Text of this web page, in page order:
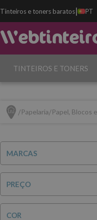
Tinteiros e toners baratos| PT
TINTEIROS E TONERS
Papelaria Papel, Blocos
MARCAS
PREÇO
COR